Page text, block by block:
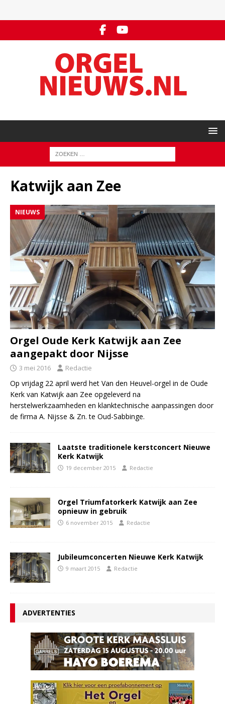
Katwijk aan Zee
NIEUWS
Orgel Oude Kerk Katwijk aan Zee
aangepakt door Nijsse
3 mei 2016 Redactie
Op vrijdag 22 april werd het Van den Heuvel-orgel in de Oude
Kerk van Katwijk aan Zee opgeleverd na
herstelwerkzaamheden en klanktechnische aanpassingen door
de firma A. Nijsse & Zn. te Oud-Sabbinge.
Laatste traditionele kerstconcert Nieuwe
Kerk Katwijk
19 december 2015 Redactie
Orgel Triumfatorkerk Katwijk aan Zee
opnieuw in gebruik
6 november 2015 Redactie
Jubileumconcerten Nieuwe Kerk Katwijk
9 maart 2015 Redactie
ADVERTENTIES